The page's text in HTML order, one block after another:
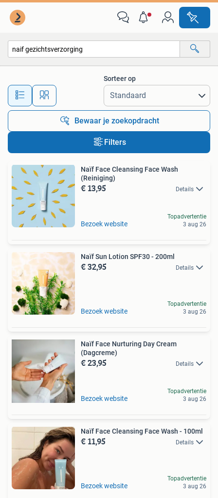
Alle afstanden…
Sorteer op
Bewaar je zoekopdracht
Filters
Naïf Face Cleansing Face Wash
(Reiniging)
€ 13,95 Details
Bezoek website
Topadvertentie
3 aug 26
Naïf Sun Lotion SPF30 - 200ml
€ 32,95 Details
Bezoek website
Topadvertentie
3 aug 26
Naïf Face Nurturing Day Cream
(Dagcreme)
€ 23,95 Details
Bezoek website
Topadvertentie
3 aug 26
Naïf Face Cleansing Face Wash - 100ml
€ 11,95 Details
Bezoek website
Topadvertentie
3 aug 26